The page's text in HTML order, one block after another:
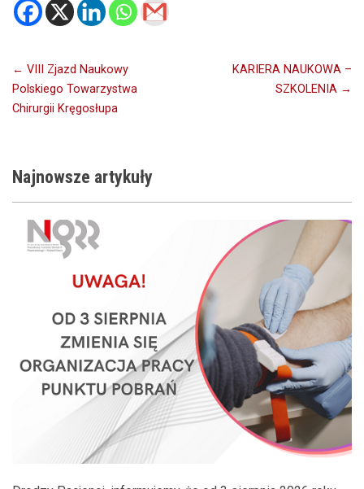
Nawigacja
wpisu
← VIII Zjazd Naukowy
Polskiego Towarzystwa
Chirurgii Kręgosłupa
KARIERA NAUKOWA –
SZKOLENIA →
Najnowsze artykuły